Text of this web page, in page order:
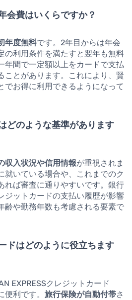
会費はいくらですか？
年度無料です。2年目からは年会
の利用条件を満たすと翌年も無料
年間で一定額以上をカードで支払
ことがあります。これにより、賢
でお得に利用できるようになって
どのような基準があります
収入状況や信用情報が重視されま
就いている場合や、これまでのク
れば審査に通りやすいです。銀行
ジットカードの支払い履歴が影響
齢や勤務年数も考慮される要素で
ドはどのように役立ちます
EXPRESSクレジットカード
利です。 旅行保険が自動付帯さ